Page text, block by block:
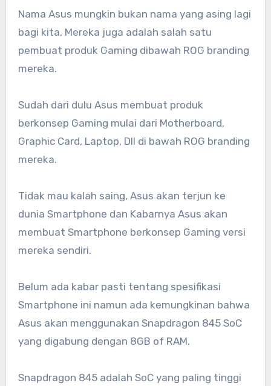
Nama Asus mungkin bukan nama yang asing lagi
bagi kita, Mereka juga adalah salah satu
pembuat produk Gaming dibawah ROG branding
mereka.
Sudah dari dulu Asus membuat produk
berkonsep Gaming mulai dari Motherboard,
Graphic Card, Laptop, Dll di bawah ROG branding
mereka.
Tidak mau kalah saing, Asus akan terjun ke
dunia Smartphone dan Kabarnya Asus akan
membuat Smartphone berkonsep Gaming versi
mereka sendiri.
Belum ada kabar pasti tentang spesifikasi
Smartphone ini namun ada kemungkinan bahwa
Asus akan menggunakan Snapdragon 845 SoC
yang digabung dengan 8GB of RAM.
Snapdragon 845 adalah SoC yang paling tinggi